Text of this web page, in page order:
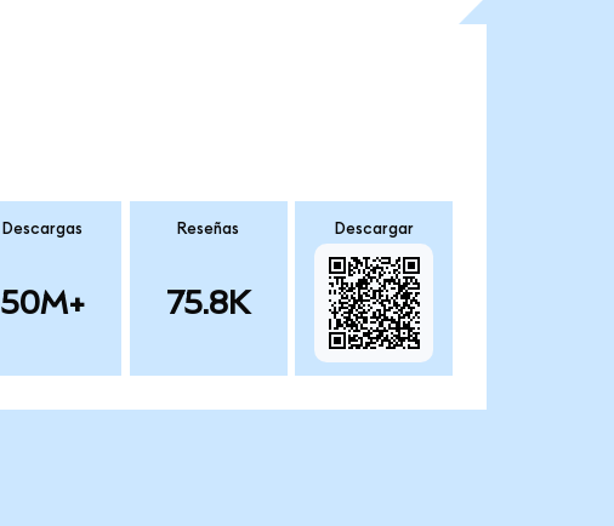
Descargas
50M+
Reseñas
75.8K
Descargar